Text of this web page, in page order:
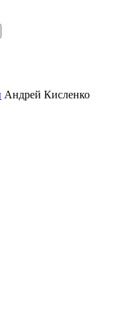
Андрей Кисленко